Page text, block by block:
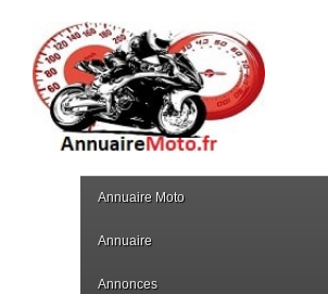
Annuaire Moto
Annuaire
Annonces